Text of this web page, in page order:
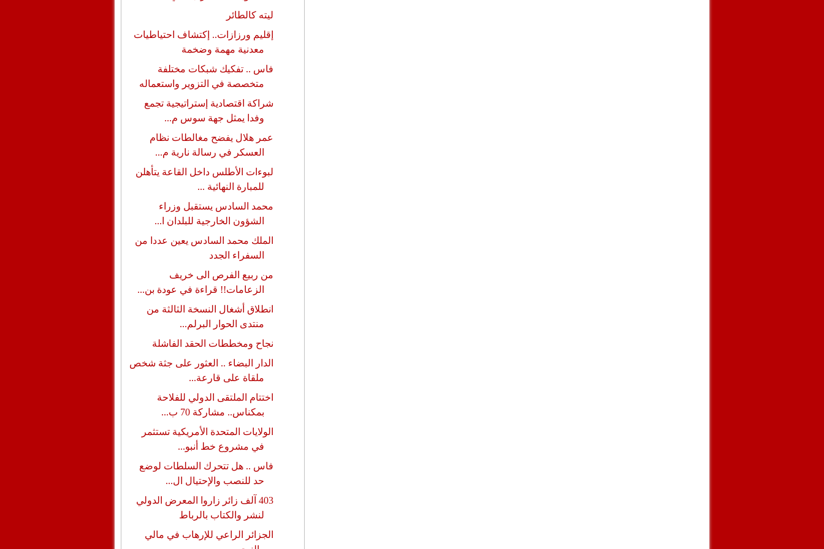
ليته كالطائر
إقليم ورزازات.. إكتشاف احتياطيات
معدنية مهمة وضخمة
فاس .. تفكيك شبكات مختلفة
متخصصة في التزوير واستعماله
شراكة اقتصادية إستراتيجية تجمع
وفدا يمثل جهة سوس م...
عمر هلال يفضح مغالطات نظام
العسكر في رسالة نارية م...
لبوءات الأطلس داخل القاعة يتأهلن
للمبارة النهائية ...
محمد السادس يستقبل وزراء
الشؤون الخارجية للبلدان ا...
الملك محمد السادس يعين عددا من
السفراء الجدد
من ربيع الفرص الى خريف
الزعامات!! قراءة في عودة بن...
انطلاق أشغال النسخة الثالثة من
منتدى الحوار البرلم...
نجاح ومخططات الحقد الفاشلة
الدار البضاء .. العثور على جثة شخص
ملقاة على قارعة...
اختتام الملتقى الدولي للفلاحة
بمكناس.. مشاركة 70 ب...
الولايات المتحدة الأمريكية تستثمر
في مشروع خط أنبو...
فاس .. هل تتحرك السلطات لوضع
حد للنصب والإحتيال ال...
403 آلف زائر زاروا المعرض الدولي
لنشر والكتاب بالرباط
الجزائر الراعي للإرهاب في مالي